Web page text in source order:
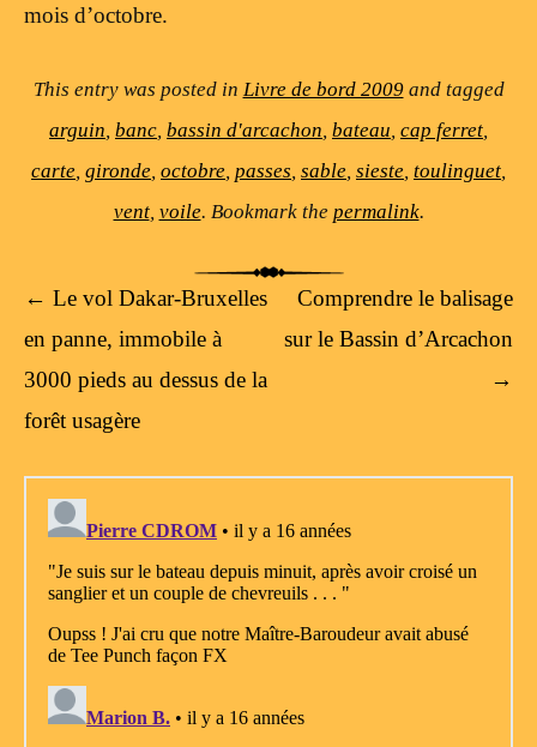
mois d’octobre.
This entry was posted in Livre de bord 2009and tagged
arguin, banc, bassin d'arcachon, bateau, cap ferret,
carte, gironde, octobre, passes, sable, sieste, toulinguet,
vent, voile. Bookmark the permalink.
Post navigation
← Le vol Dakar-Bruxelles
en panne, immobile à
3000 pieds au dessus de la
forêt usagère
Comprendre le balisage
sur le Bassin d’Arcachon
→